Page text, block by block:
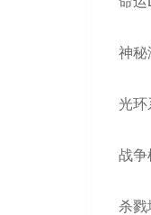
神秘
光环
战争
杀戮